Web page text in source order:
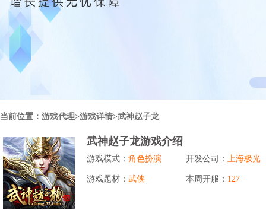
行业对比
帮您甄选最优质的产品和服务
一键贴牌，快速发展加盟商
聚合盒子PC端
全新UI上线，引流新利器
千款热门游戏，精品热推
当前位置： 游戏代理>游戏详情>武神赵子龙
武神赵子龙游戏介绍
游戏模式： 角色扮演 开发公司： 上海极光
游戏题材： 武侠 本周开服： 127